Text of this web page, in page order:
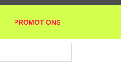
PROMOTIONS